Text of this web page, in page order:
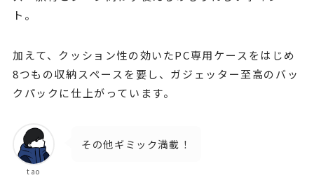
ト。
加えて、クッション性の効いたPC専用ケースをはじめ
8つもの収納スペースを要し、ガジェッター至高のバッ
クパックに仕上がっています。
tao
その他ギミック満載！